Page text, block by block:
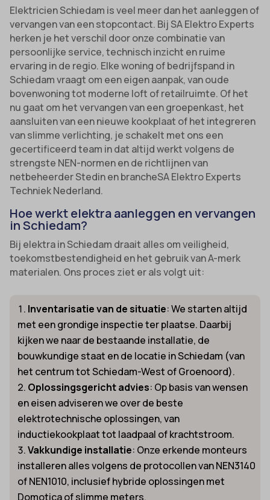
Elektricien Schiedam is veel meer dan het aanleggen of
vervangen van een stopcontact. Bij SA Elektro Experts
herken je het verschil door onze combinatie van
persoonlijke service, technisch inzicht en ruime
ervaring in de regio. Elke woning of bedrijfspand in
Schiedam vraagt om een eigen aanpak, van oude
bovenwoning tot moderne loft of retailruimte. Of het
nu gaat om het vervangen van een groepenkast, het
aansluiten van een nieuwe kookplaat of het integreren
van slimme verlichting, je schakelt met ons een
gecertificeerd team in dat altijd werkt volgens de
strengste NEN-normen en de richtlijnen van
netbeheerder Stedin en brancheSA Elektro Experts
Techniek Nederland.
Hoe werkt elektra aanleggen en vervangen
in Schiedam?
Bij elektra in Schiedam draait alles om veiligheid,
toekomstbestendigheid en het gebruik van A-merk
materialen. Ons proces ziet er als volgt uit:
Inventarisatie van de situatie: We starten altijd
met een grondige inspectie ter plaatse. Daarbij
kijken we naar de bestaande installatie, de
bouwkundige staat en de locatie in Schiedam (van
het centrum tot Schiedam-West of Groenoord).
Oplossingsgericht advies: Op basis van wensen
en eisen adviseren we over de beste
elektrotechnische oplossingen, van
inductiekookplaat tot laadpaal of krachtstroom.
Vakkundige installatie: Onze erkende monteurs
installeren alles volgens de protocollen van NEN3140
of NEN1010, inclusief hybride oplossingen met
Domotica of slimme meters.